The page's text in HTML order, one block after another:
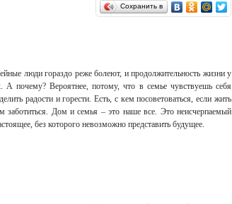
Сохранить в
люди гораздо реже болеют, и продолжительность жизни у
почему? Вероятнее, потому, что в семье чувствуешь себя
радости и горести. Есть, с кем посоветоваться, если жить
заботиться. Дом и семья – это наше все. Это неисчерпаемый
без которого невозможно представить будущее.